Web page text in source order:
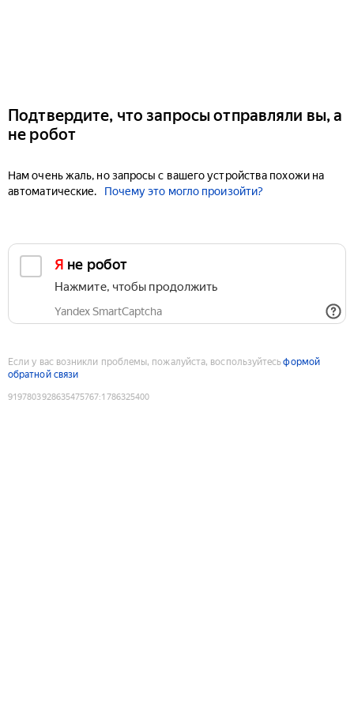
Подтвердите, что запросы отправляли вы, а
не робот
Нам очень жаль, но запросы с вашего устройства похожи на
автоматические.
Почему это могло произойти?
Я не робот
Нажмите, чтобы продолжить
Yandex SmartCaptcha
Если у вас возникли проблемы, пожалуйста, воспользуйтесьформой
обратной связи
9197803928635475767:1786325400